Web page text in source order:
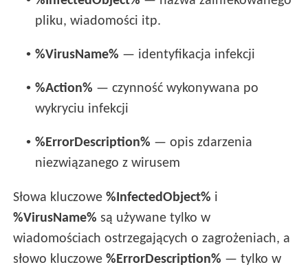
pliku, wiadomości itp.
• %VirusName% — identyfikacja infekcji
• %Action% — czynność wykonywana po
wykryciu infekcji
• %ErrorDescription% — opis zdarzenia
niezwiązanego z wirusem
Słowa kluczowe%InfectedObject% i
%VirusName% są używane tylko w
wiadomościach ostrzegających o zagrożeniach, a
słowo kluczowe%ErrorDescription% — tylko w